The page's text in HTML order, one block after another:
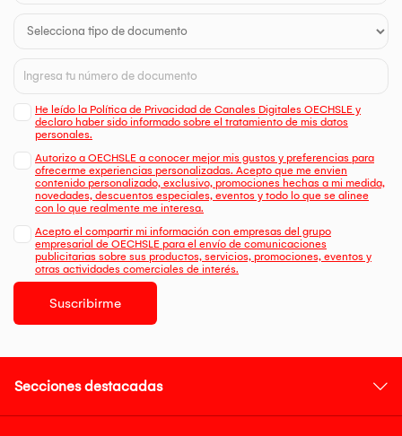
He leído la Política de Privacidad de Canales Digitales OECHSLE y
declaro haber sido informado sobre el tratamiento de mis datos
personales.
Autorizo a OECHSLE a conocer mejor mis gustos y preferencias para
ofrecerme experiencias personalizadas. Acepto que me envien
contenido personalizado, exclusivo, promociones hechas a mi medida,
novedades, descuentos especiales, eventos y todo lo que se alinee
con lo que realmente me interesa.
Acepto el compartir mi información con empresas del grupo
empresarial de OECHSLE para el envío de comunicaciones
publicitarias sobre sus productos, servicios, promociones, eventos y
otras actividades comerciales de interés.
Suscribirme
Secciones destacadas